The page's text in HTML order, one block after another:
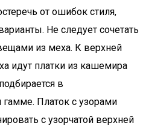
от ошибок стиля,
Не следует сочетать
из меха. К верхней
идут платки из кашемира
в
Платок с узорами
с узорчатой верхней